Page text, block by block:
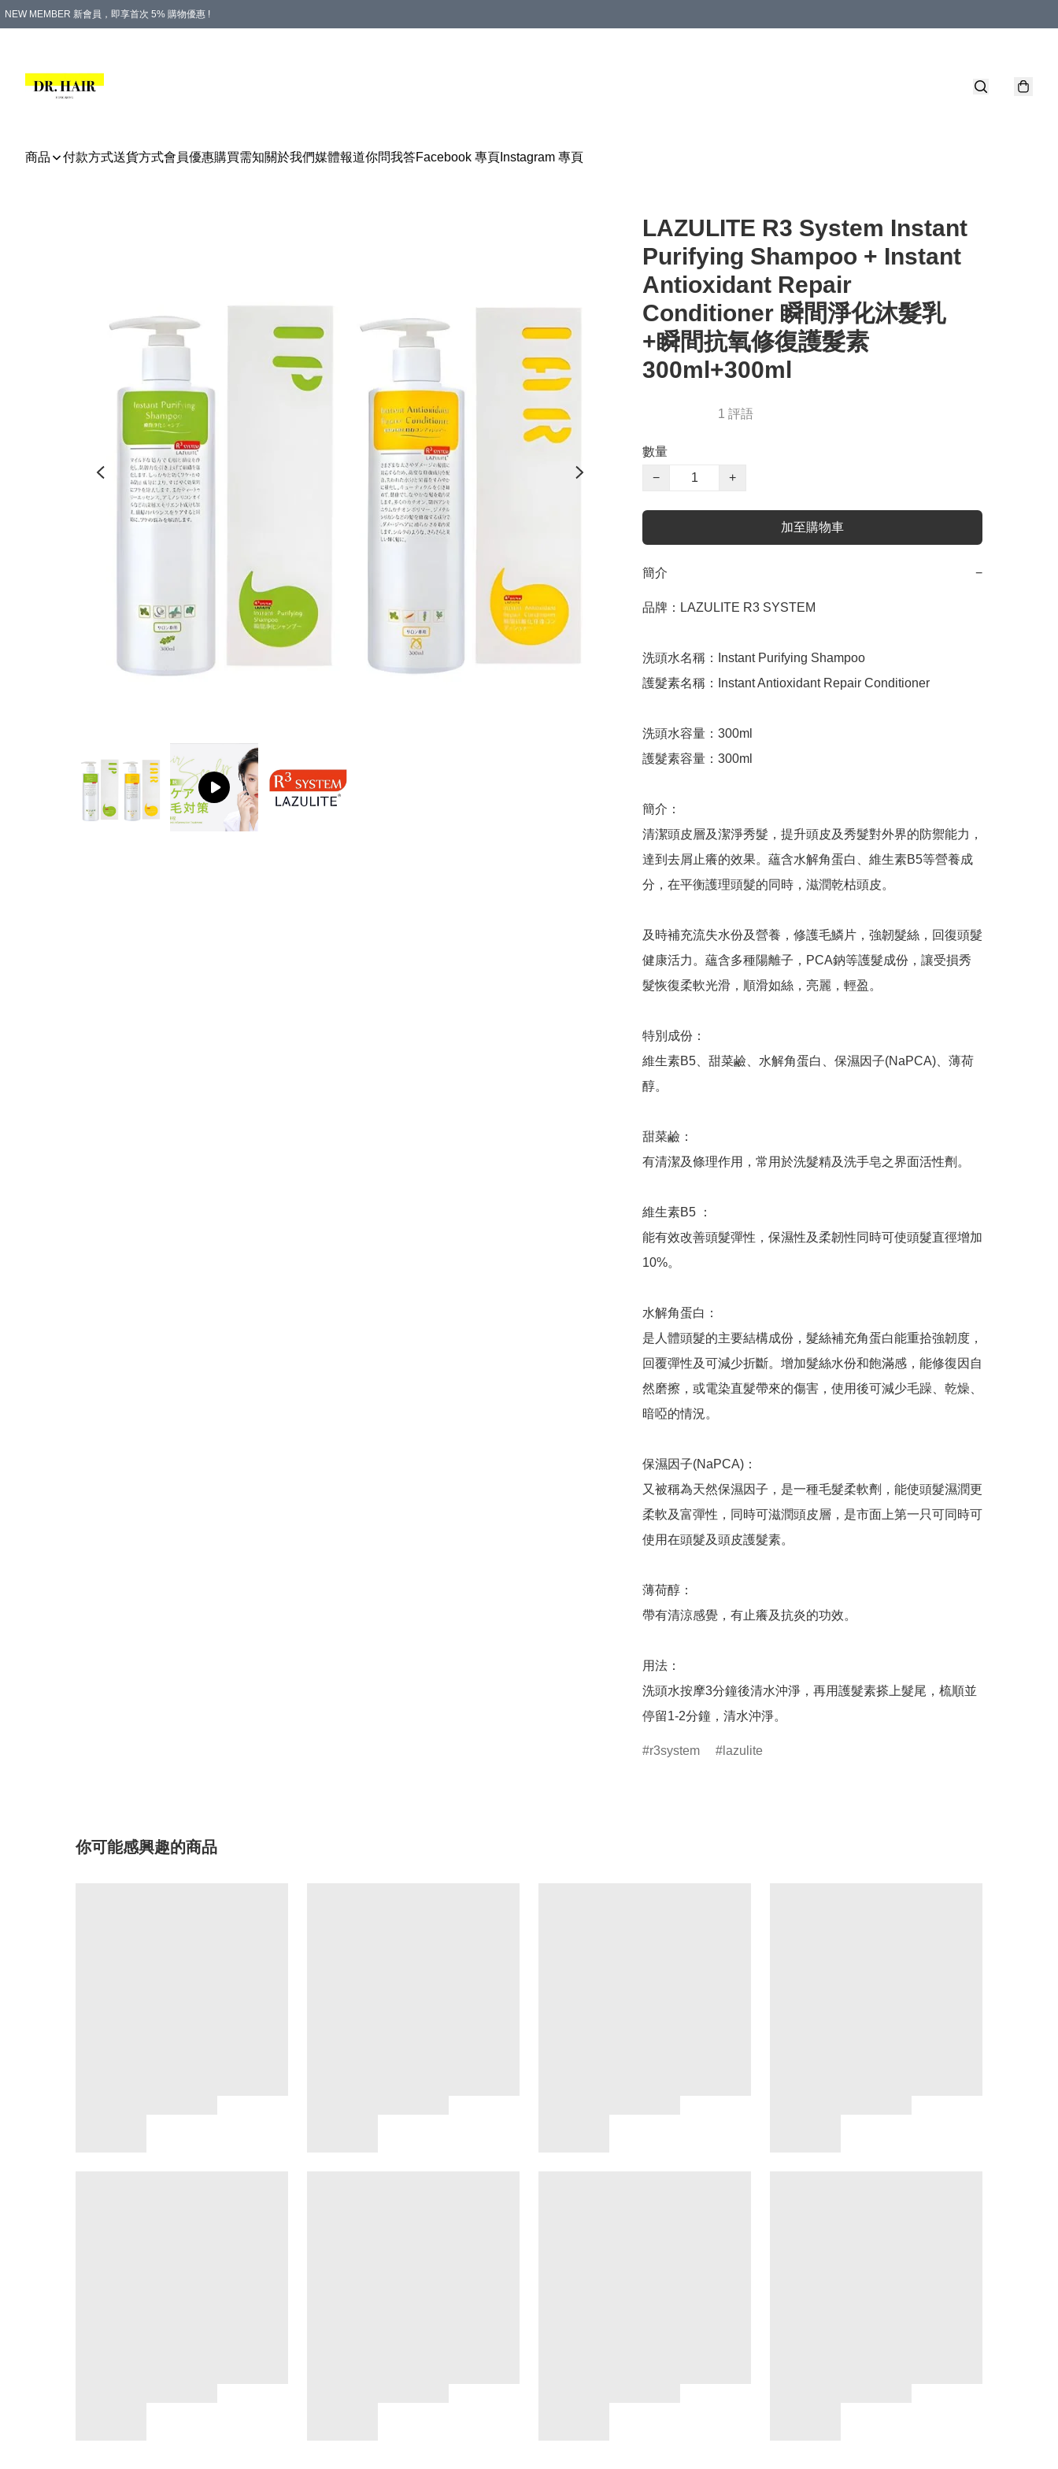
NEW MEMBER 新會員，即享首次 5% 購物優惠 !
商品 付款方式送貨方式會員優惠購買需知關於我們媒體報道你問我答Facebook 專頁 Instagram 專頁
LAZULITE R3 System Instant
Purifying Shampoo + Instant
Antioxidant Repair
Conditioner 瞬間淨化沐髮乳
+瞬間抗氧修復護髮素
300ml+300ml
1 評語
數量
−
+
加至購物車
簡介 −
品牌：LAZULITE R3 SYSTEM
洗頭水名稱：Instant Purifying Shampoo
護髮素名稱：Instant Antioxidant Repair Conditioner
洗頭水容量：300ml
護髮素容量：300ml
簡介：
清潔頭皮層及潔淨秀髮，提升頭皮及秀髮對外界的防禦能力，
達到去屑止癢的效果。蘊含水解角蛋白、維生素B5等營養成
分，在平衡護理頭髮的同時，滋潤乾枯頭皮。
及時補充流失水份及營養，修護毛鱗片，強韌髮絲，回復頭髮
健康活力。蘊含多種陽離子，PCA鈉等護髮成份，讓受損秀
髮恢復柔軟光滑，順滑如絲，亮麗，輕盈。
特別成份：
維生素B5、甜菜鹼、水解角蛋白、保濕因子(NaPCA)、薄荷
醇。
甜菜鹼：
有清潔及條理作用，常用於洗髮精及洗手皂之界面活性劑。
維生素B5 ：
能有效改善頭髮彈性，保濕性及柔韌性同時可使頭髮直徑增加
10%。
水解角蛋白：
是人體頭髮的主要結構成份，髮絲補充角蛋白能重拾強韌度，
回覆彈性及可減少折斷。增加髮絲水份和飽滿感，能修復因自
然磨擦，或電染直髮帶來的傷害，使用後可減少毛躁、乾燥、
暗啞的情況。
保濕因子(NaPCA)：
又被稱為天然保濕因子，是一種毛髮柔軟劑，能使頭髮濕潤更
柔軟及富彈性，同時可滋潤頭皮層，是市面上第一只可同時可
使用在頭髮及頭皮護髮素。
薄荷醇：
帶有清涼感覺，有止癢及抗炎的功效。
用法：
洗頭水按摩3分鐘後清水沖淨，再用護髮素搽上髮尾，梳順並
停留1-2分鐘，清水沖淨。
r3system lazulite
你可能感興趣的商品